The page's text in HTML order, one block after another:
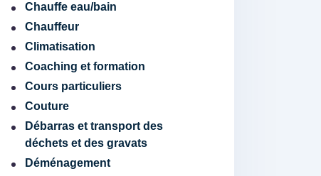
Chauffe eau/bain
Chauffeur
Climatisation
Coaching et formation
Cours particuliers
Couture
Débarras et transport des
déchets et des gravats
Déménagement